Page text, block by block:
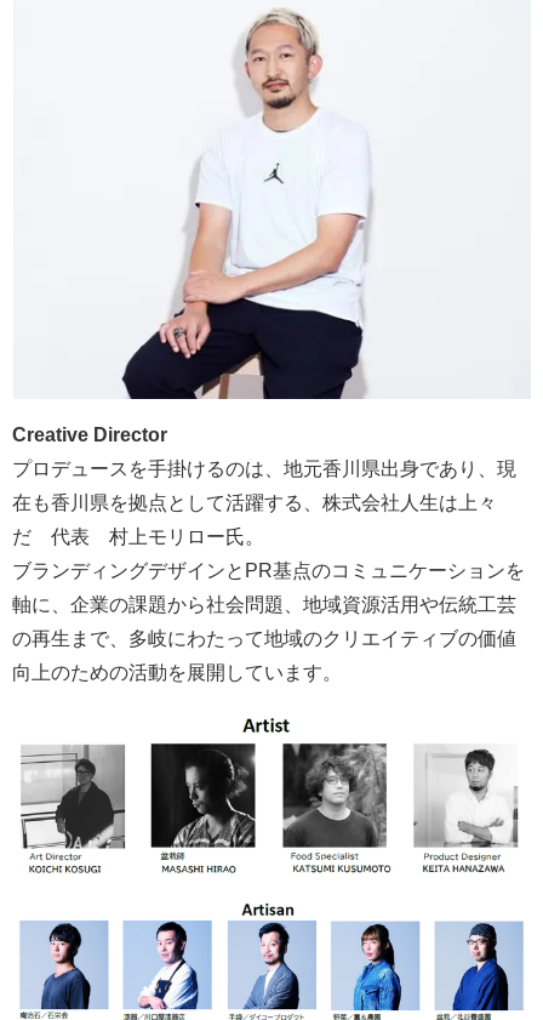
Creative Director
プロデュースを手掛けるのは、地元香川県出身であり、現
在も香川県を拠点として活躍する、株式会社人生は上々
だ 代表 村上モリロー氏。
ブランディングデザインとPR基点のコミュニケーションを
軸に、企業の課題から社会問題、地域資源活用や伝統工芸
の再生まで、多岐にわたって地域のクリエイティブの価値
向上のための活動を展開しています。